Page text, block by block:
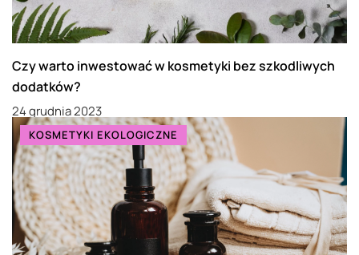
Czy warto inwestować w kosmetyki bez szkodliwych
dodatków?
24 grudnia 2023
KOSMETYKI EKOLOGICZNE